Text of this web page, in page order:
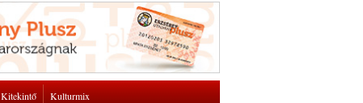
Kitekintő Kulturmix